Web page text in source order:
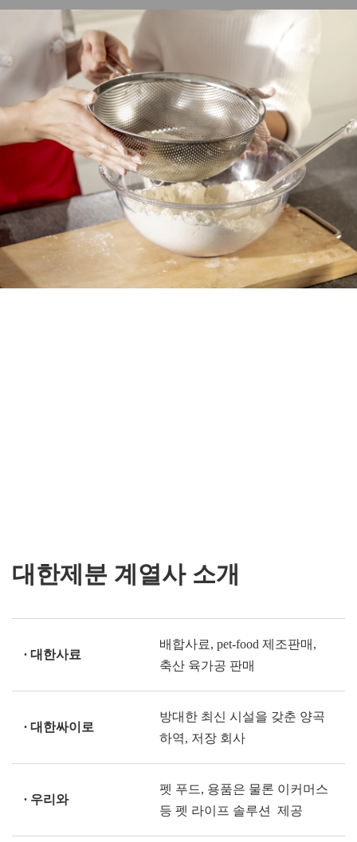
대한제분 계열사 소개
∙ 대한사료
배합사료, pet-food 제조판매,
축산 육가공 판매
∙ 대한싸이로
방대한 최신 시설을 갖춘 양곡
하역, 저장 회사
∙ 우리와
펫 푸드, 용품은 물론 이커머스
등 펫 라이프 솔루션 제공